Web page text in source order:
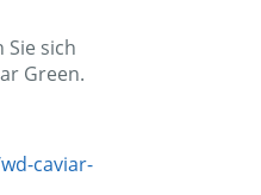
Sie sich
Green.
caviar-